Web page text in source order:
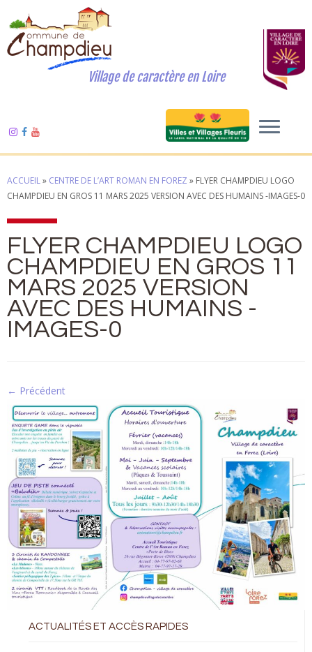
Village de caractère en Loire
ACCUEIL» CENTRE DE L’ART ROMAN EN FOREZ » FLYER CHAMPDIEU LOGO
CHAMPDIEU EN GROS 11 MARS 2025 VERSION AVEC DES HUMAINS -IMAGES-0
FLYER CHAMPDIEU LOGO
CHAMPDIEU EN GROS 11
MARS 2025 VERSION
AVEC DES HUMAINS -
IMAGES-0
← Précédent
ACTUALITÉS ET ACCÈS RAPIDES